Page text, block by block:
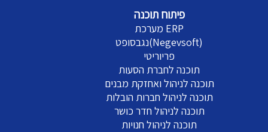
פיתוח תוכנה
מערכת ERP
נגבסופט(Negevsoft)
פריוריטי
תוכנה לחברת הסעות
תוכנה לניהול ואחזקת מבנים
תוכנה לניהול חברות הובלות
תוכנה לניהול חדר כושר
תוכנה לניהול חנויות